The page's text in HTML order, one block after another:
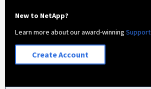
New to NetApp?
Learn more about our award-winningSupport
Create Account